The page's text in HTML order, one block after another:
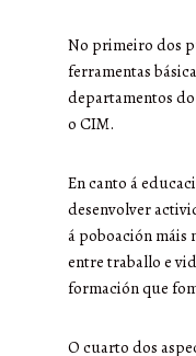
No primeiro dos
ferramentas
departamentos
o CIM.
En canto á
desenvolver
á poboación máis
entre traballo e
formación que
O cuarto dos